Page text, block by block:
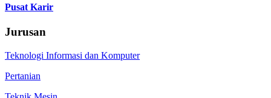
Pusat Karir
Jurusan
Teknologi Informasi dan Komputer
Pertanian